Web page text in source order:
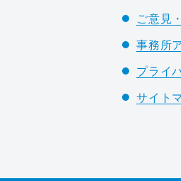
ご意見
事務所
プライ
サイト